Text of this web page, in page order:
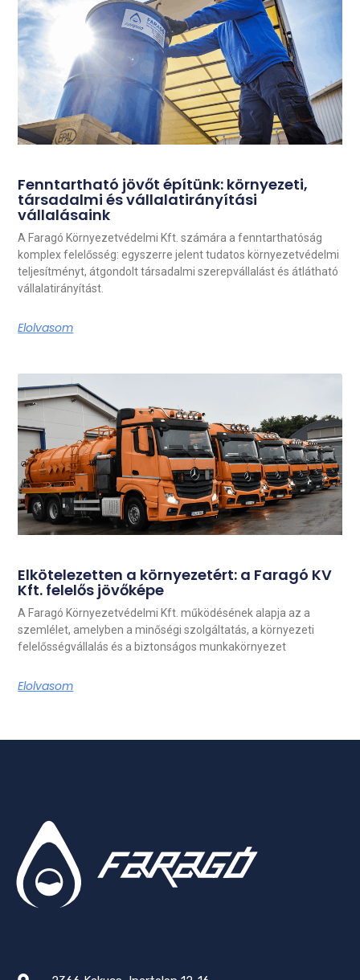
Fenntartható jövőt építünk: környezeti,
társadalmi és vállalatirányítási
vállalásaink
A Faragó Környezetvédelmi Kft. számára a fenntarthatóság
komplex felelősség: egyszerre jelent tudatos környezetvédelmi
teljesítményt, átgondolt társadalmi szerepvállalást és átlátható
vállalatirányítást.
Elolvasom
Elkötelezetten a környezetért: a Faragó KV
Kft. felelős jövőképe
A Faragó Környezetvédelmi Kft. működésének alapja az a
szemlélet, amelyben a minőségi szolgáltatás, a környezeti
felelősségvállalás és a biztonságos munkakörnyezet
Elolvasom